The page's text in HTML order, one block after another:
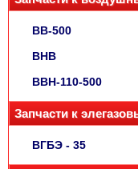
ВВ-500
ВНВ
ВВН-110-500
Запчасти к
ВГБЭ - 35